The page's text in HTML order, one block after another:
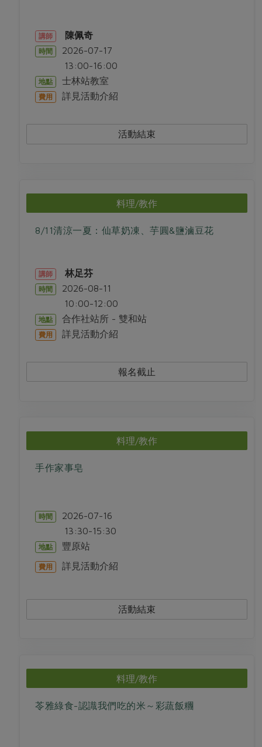
講師 陳佩奇
時間 2026-07-17
13:00-16:00
地點 士林站教室
費用 詳見活動介紹
活動結束
料理/教作
8/11清涼一夏：仙草奶凍、芋圓&鹽滷豆花
講師 林足芬
時間 2026-08-11
10:00-12:00
地點 合作社站所 - 雙和站
費用 詳見活動介紹
報名截止
料理/教作
手作家事皂
時間 2026-07-16
13:30-15:30
地點 豐原站
費用 詳見活動介紹
活動結束
料理/教作
苓雅綠食-認識我們吃的米～彩蔬飯糰